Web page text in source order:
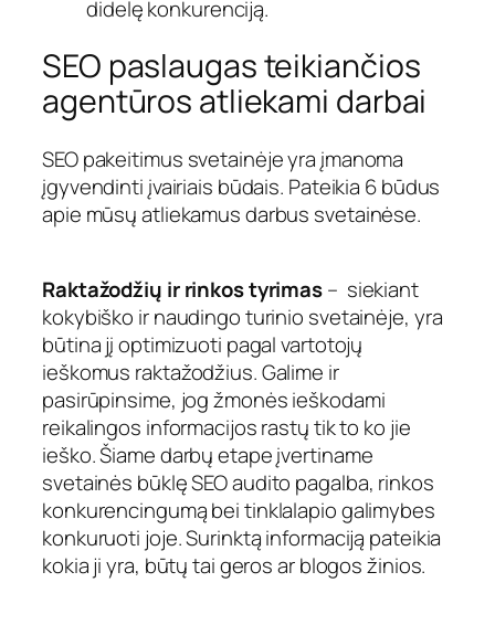
didelę konkurenciją.
SEO paslaugas teikiančios
agentūros atliekami darbai
SEO pakeitimus svetainėje yra įmanoma
įgyvendinti įvairiais būdais. Pateikia 6 būdus
apie mūsų atliekamus darbus svetainėse.
Raktažodžių ir rinkos tyrimas– siekiant
kokybiško ir naudingo turinio svetainėje, yra
būtina jį optimizuoti pagal vartotojų
ieškomus raktažodžius. Galime ir
pasirūpinsime, jog žmonės ieškodami
reikalingos informacijos rastų tik to ko jie
ieško. Šiame darbų etape įvertiname
svetainės būklę SEO audito pagalba, rinkos
konkurencingumą bei tinklalapio galimybes
konkuruoti joje. Surinktą informaciją pateikia
kokia ji yra, būtų tai geros ar blogos žinios.